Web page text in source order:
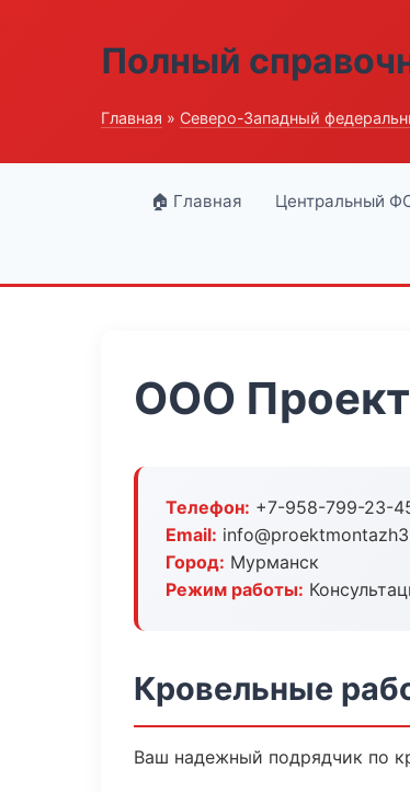
Полный
Главная » Северо-Западный
🏠 Главная Центральный
ООО
Телефон: +7-958-799-23-
Email:
Город: Мурманск
Режим работы:
Кровельные
Ваш надежный подрядчик по